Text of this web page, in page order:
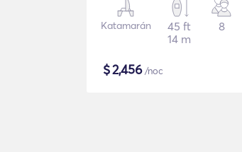
Katamarán
45 ft
14 m
8
$2,456/noc